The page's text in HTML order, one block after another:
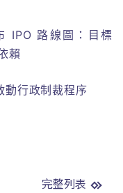
IPO 路線圖：目標
賴
行政制裁程序
完整列表